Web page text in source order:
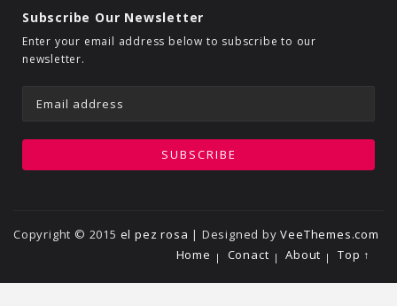
Subscribe Our Newsletter
Enter your email address below to subscribe to our
newsletter.
Copyright © 2015 el pez rosa | Designed byVeeThemes.com
Home
Conact About Top ↑